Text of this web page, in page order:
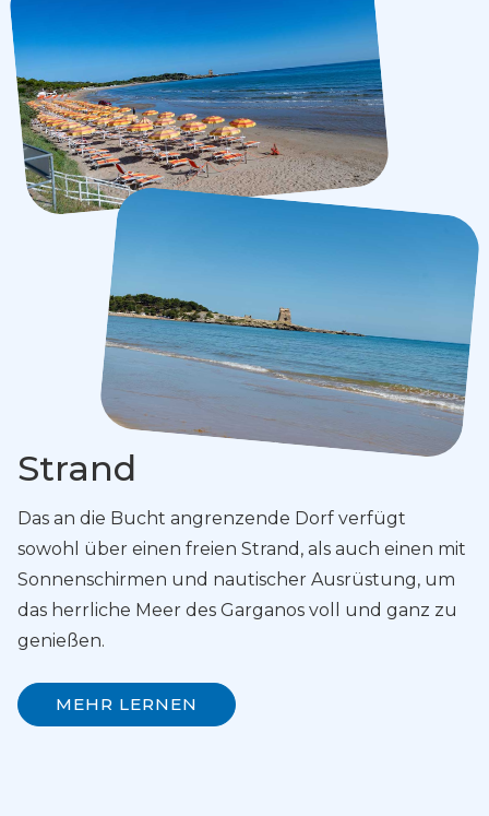
Strand
Das an die Bucht angrenzende Dorf verfügt
sowohl über einen freien Strand, als auch einen mit
Sonnenschirmen und nautischer Ausrüstung, um
das herrliche Meer des Garganos voll und ganz zu
genießen.
MEHR LERNEN